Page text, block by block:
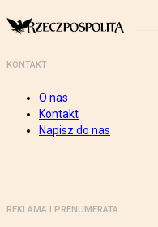
KONTAKT
O nas
Kontakt
Napisz do nas
REKLAMA I PRENUMERATA